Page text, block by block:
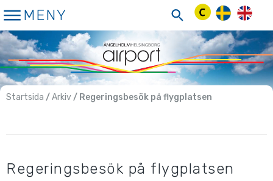
till
innehåll
MENY
Startsida /Arkiv/ Regeringsbesök på flygplatsen
Regeringsbesök på flygplatsen